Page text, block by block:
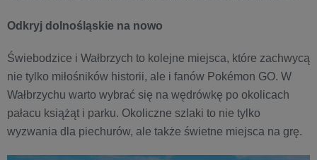
Odkryj dolnośląskie na nowo
Świebodzice i Wałbrzych to kolejne miejsca, które zachwycą
nie tylko miłośników historii, ale i fanów Pokémon GO. W
Wałbrzychu warto wybrać się na wędrówkę po okolicach
pałacu książąt i parku. Okoliczne szlaki to nie tylko
wyzwania dla piechurów, ale także świetne miejsca na grę.